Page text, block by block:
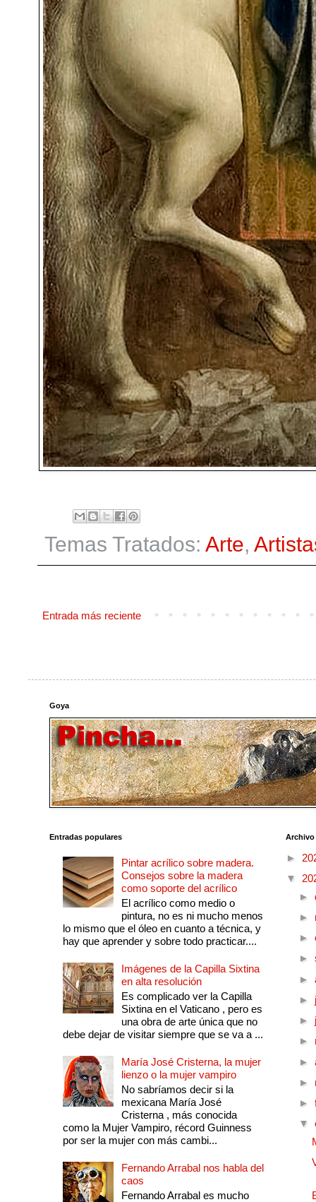
Temas Tratados: Arte,
Entrada más reciente
Goya
Entradas populares
Pintar acrílico sobre madera.
Consejos sobre la madera
como soporte del acrílico
El acrílico como medio o
pintura, no es ni mucho menos
lo mismo que el óleo en cuanto a técnica, y
hay que aprender y sobre todo practicar....
Imágenes de la Capilla Sixtina
en alta resolución
Es complicado ver la Capilla
Sixtina en el Vaticano , pero es
una obra de arte única que no
debe dejar de visitar siempre que se va a ...
María José Cristerna, la mujer
lienzo o la mujer vampiro
No sabríamos decir si la
mexicana María José
Cristerna , más conocida
como la Mujer Vampiro, récord Guinness
por ser la mujer con más cambi...
Fernando Arrabal nos habla del
caos
Fernando Arrabal es mucho
►
▼
►
►
►
►
►
►
►
►
►
►
►
▼